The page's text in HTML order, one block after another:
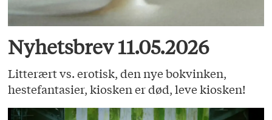
Nyhetsbrev 11.05.2026
Litterært vs. erotisk, den nye bokvinken,
hestefantasier, kiosken er død, leve kiosken!